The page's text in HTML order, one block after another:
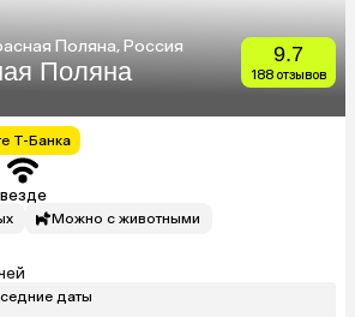
Поляна, Россия
Поляна
9.7
188 отзывов
Т-Банка
везде
Можно с животными
даты